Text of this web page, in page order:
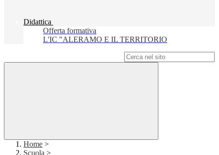
Didattica
Offerta formativa
L'IC "ALERAMO E IL TERRITORIO
Home >
Scuola >